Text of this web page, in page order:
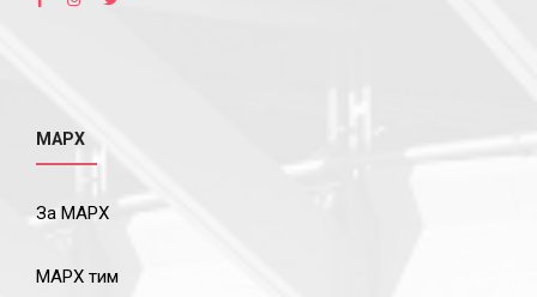
МАРХ
За МАРХ
МАРХ тим